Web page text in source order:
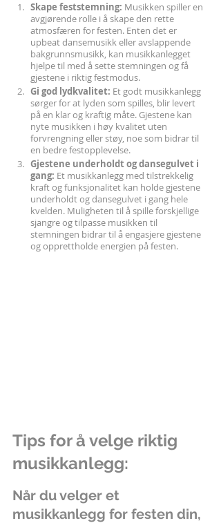
Skape feststemning: Musikken spiller en
avgjørende rolle i å skape den rette
atmosfæren for festen. Enten det er
upbeat dansemusikk eller avslappende
bakgrunnsmusikk, kan musikkanlegget
hjelpe til med å sette stemningen og få
gjestene i riktig festmodus.
Gi god lydkvalitet: Et godt musikkanlegg
sørger for at lyden som spilles, blir levert
på en klar og kraftig måte. Gjestene kan
nyte musikken i høy kvalitet uten
forvrengning eller støy, noe som bidrar til
en bedre festopplevelse.
Gjestene underholdt og dansegulvet i
gang: Et musikkanlegg med tilstrekkelig
kraft og funksjonalitet kan holde gjestene
underholdt og dansegulvet i gang hele
kvelden. Muligheten til å spille forskjellige
sjangre og tilpasse musikken til
stemningen bidrar til å engasjere gjestene
og opprettholde energien på festen.
Tips for å velge riktig
musikkanlegg:
Når du velger et
musikkanlegg for festen din,